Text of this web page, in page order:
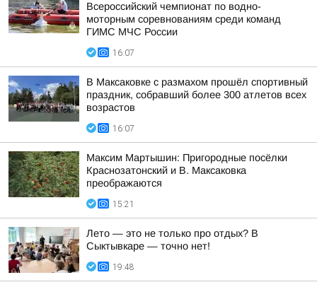
Всероссийский чемпионат по водно-
моторным соревнованиям среди команд
ГИМС МЧС России
16:07
В Максаковке с размахом прошёл спортивный
праздник, собравший более 300 атлетов всех
возрастов
16:07
Максим Мартышин: Пригородные посёлки
Краснозатонский и В. Максаковка
преображаются
15:21
Лето — это не только про отдых? В
Сыктывкаре — точно нет!
19:48